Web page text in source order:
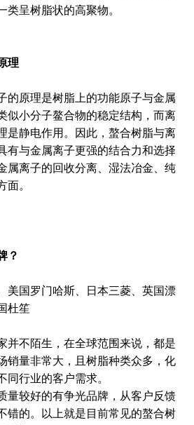
类呈树脂状的高聚物。
理
的原理是树脂上的功能原子与金属
似小分子鳌合物的稳定结构，而离
是静电作用。因此，螯合树脂与离
有与金属离子更强的结合力和选择
属离子的回收分离、湿法冶金、纯
面。
？
美国罗门哈斯、日本三菱、英国漂
杜笙
并不陌生，在全球范围来说，都是
销量非常大，且树脂种类众多，化
同行业的客户需求。
量较好的有争光品牌，从客户反馈
错的。以上就是目前常见的螯合树